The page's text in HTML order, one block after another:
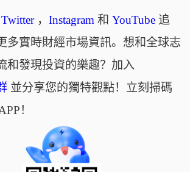
Twitter， Instagram和 YouTube追
多實時財經市場資訊。想和全球志
和發現投資的樂趣？加入
並分享您的獨特觀點！立刻掃碼
！